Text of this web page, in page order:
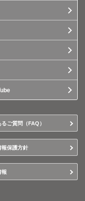
るご質問（FAQ）
報保護方針
報